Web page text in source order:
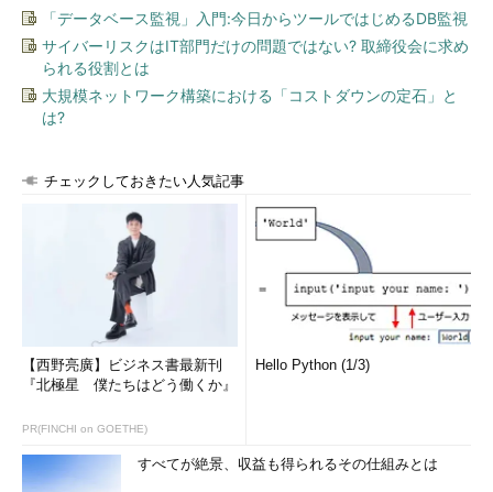
「データベース監視」入門:今日からツールではじめるDB監視
サイバーリスクはIT部門だけの問題ではない? 取締役会に求め
られる役割とは
大規模ネットワーク構築における「コストダウンの定石」と
は?
チェックしておきたい人気記事
【西野亮廣】ビジネス書最新刊
『北極星 僕たちはどう働くか』
PR(FINCHI on GOETHE)
Hello Python (1/3)
すべてが絶景、収益も得られるその仕組みとは